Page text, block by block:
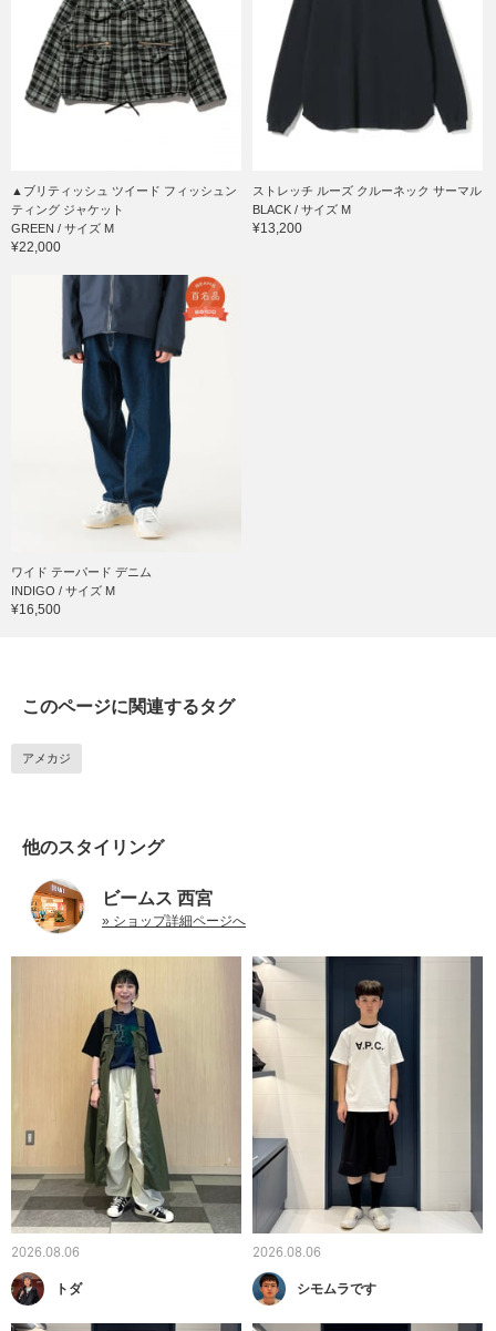
▲ブリティッシュ ツイード フィッシュン
ティング ジャケット
GREEN / サイズ M
¥22,000
ストレッチ ルーズ クルーネック サーマル
BLACK / サイズ M
¥13,200
ワイド テーパード デニム
INDIGO / サイズ M
¥16,500
このページに関連するタグ
アメカジ
他のスタイリング
ビームス 西宮
» ショップ詳細ページへ
2026.08.06
トダ
2026.08.06
シモムラです